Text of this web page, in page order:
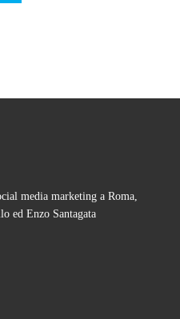
media marketing a Roma,
ed Enzo Santagata